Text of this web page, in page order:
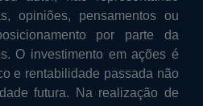
opiniões, pensamentos ou
por parte da
O investimento em ações é
e rentabilidade passada não
futura. Na realização de